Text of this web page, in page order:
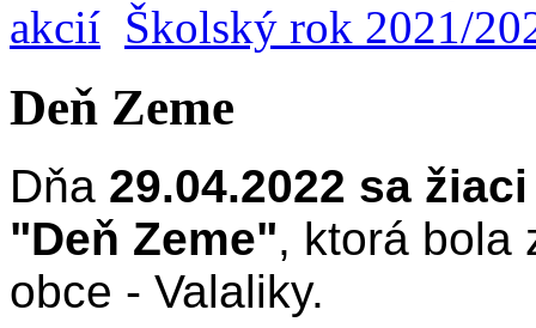
akcií Školský rok 2021/
Deň Zeme
Dňa 29.04.2022 sa
"Deň Zeme", ktorá bola
obce - Valaliky.